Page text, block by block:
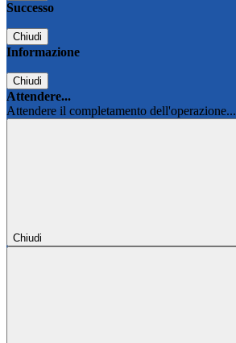
Successo
Chiudi
Informazione
Chiudi
Attendere...
Attendere il completamento dell'operazione...
Chiudi